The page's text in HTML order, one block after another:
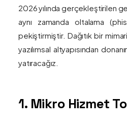
2026 yılında gerçekleştirilen
aynı zamanda oltalama
pekiştirmiştir. Dağıtık bir
yazılımsal altyapısından
yatıracağız.
1. Mikro Hizmet